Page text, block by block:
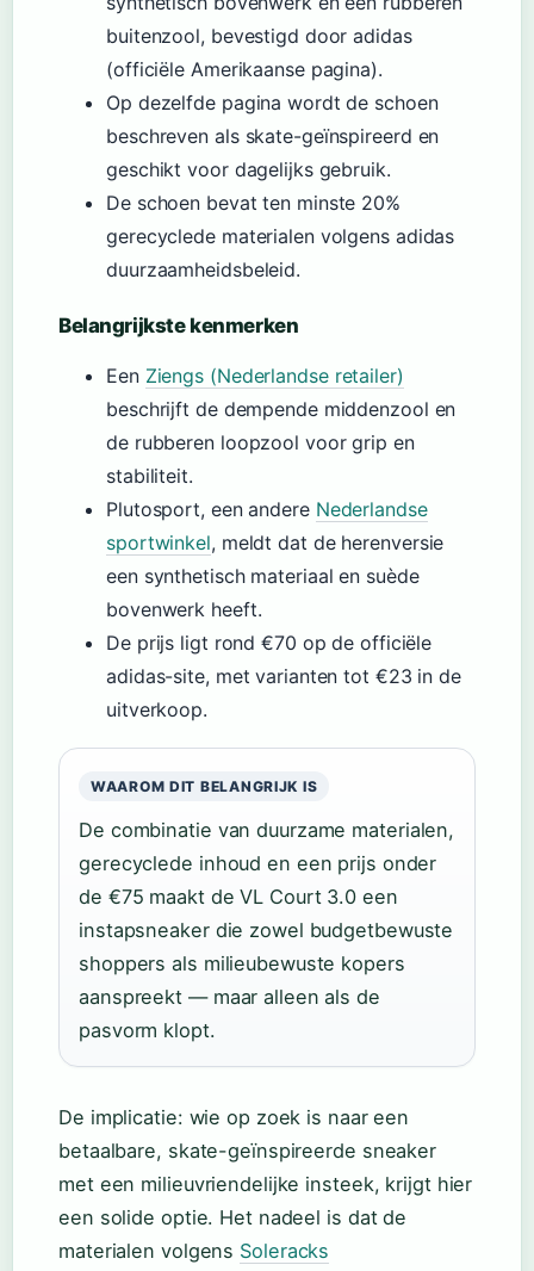
buitenzool, bevestigd door adidas
(officiële Amerikaanse pagina).
Op dezelfde pagina wordt de schoen
beschreven als skate-geïnspireerd en
geschikt voor dagelijks gebruik.
De schoen bevat ten minste 20%
gerecyclede materialen volgens adidas
duurzaamheidsbeleid.
Belangrijkste kenmerken
Een Ziengs (Nederlandse retailer)
beschrijft de dempende middenzool en
de rubberen loopzool voor grip en
stabiliteit.
Plutosport, een andere Nederlandse
sportwinkel, meldt dat de herenversie
een synthetisch materiaal en suède
bovenwerk heeft.
De prijs ligt rond €70 op de officiële
adidas-site, met varianten tot €23 in de
uitverkoop.
WAAROM DIT BELANGRIJK IS
De combinatie van duurzame materialen,
gerecyclede inhoud en een prijs onder
de €75 maakt de VL Court 3.0 een
instapsneaker die zowel budgetbewuste
shoppers als milieubewuste kopers
aanspreekt — maar alleen als de
pasvorm klopt.
De implicatie: wie op zoek is naar een
betaalbare, skate-geïnspireerde sneaker
met een milieuvriendelijke insteek, krijgt hier
een solide optie. Het nadeel is dat de
materialen volgens Soleracks